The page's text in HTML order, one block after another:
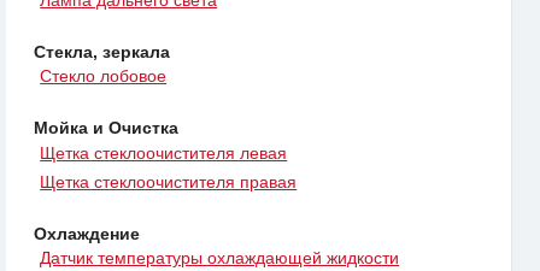
Стекла, зеркала
Стекло лобовое
Мойка и Очистка
Щетка стеклоочистителя левая
Щетка стеклоочистителя правая
Охлаждение
Датчик температуры охлаждающей жидкости